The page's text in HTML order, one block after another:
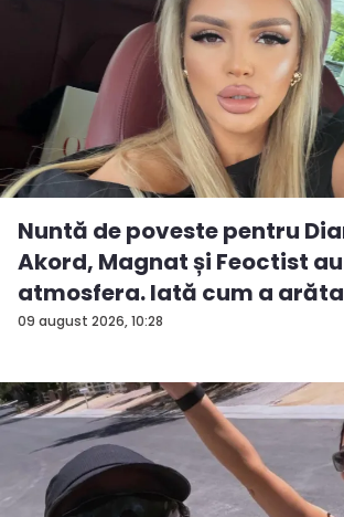
09 august 2026, 10:28
Nuntă de poveste pentru
Akord, Magnat și Feoctist
atmosfera. Iată cum a